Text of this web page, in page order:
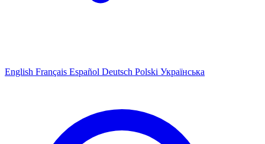
English Français Español Deutsch Polski Українська